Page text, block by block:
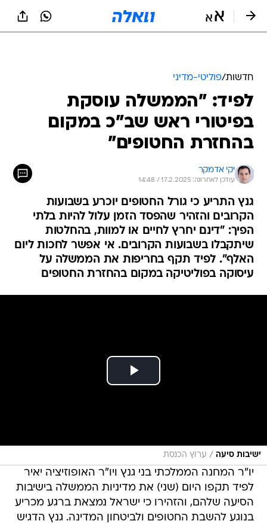
חדשות/פוליטי-מדיני
לפיד: "הממשלה עוסקת
בפיטורי ראש שב"כ במקום
בהחזרת החטופים"
יקי אדמקר
עודכן לאחרונה: 17.2.2025 / 14:48
גנץ התריע כי גורל החטופים יוכרע בשבועות
הקרובים והזהיר שהפסד הזמן עלול להיות בלתי
הפיך: "דינם יחרץ לחיים או למוות, בהחלטות
שיתקבלו בשבועות הקרובים. אי אפשר לחכות ליום
האלף". לפיד תקף בחריפות את הממשלה על
עיסוקה בפוליטיקה במקום בהחזרת החטופים
ישיבות סיעה / ערוץ הכנסת
יו"ר המחנה הממלכתי בני גנץ ויו"ר האופוזיציה יאיר
לפיד תקפו היום (שני) את מדיניות הממשלה בישיבות
הסיעה שלהם, והזהירו כי ישראל נמצאת ברגע מכריע
בנוגע להשבת החטופים ולביטחון המדינה. גנץ הדגיש